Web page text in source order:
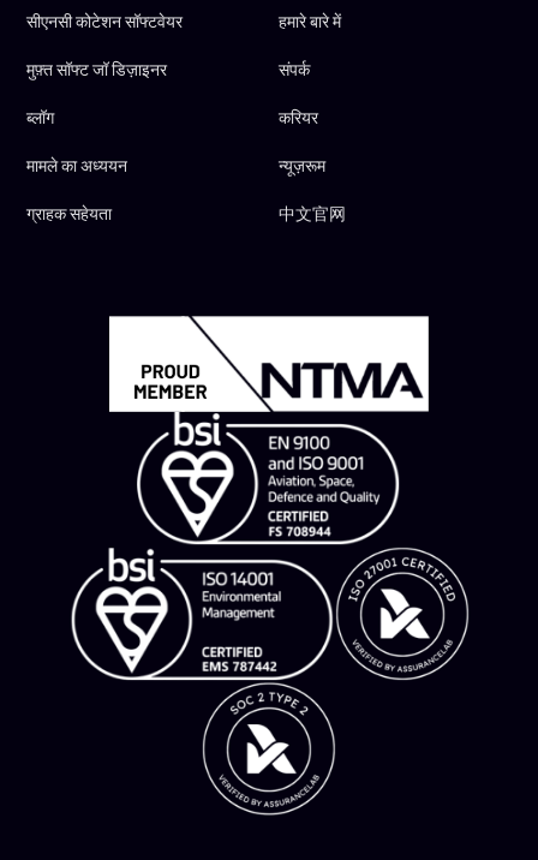
सीएनसी कोटेशन सॉफ्टवेयर
मुफ़्त सॉफ्ट जॉ डिज़ाइनर
ब्लॉग
मामले का अध्ययन
ग्राहक सहेयता
हमारे बारे में
संपर्क
करियर
न्यूज़रूम
中文官网